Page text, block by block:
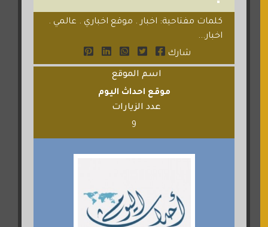
كلمات مفتاحية: اخبار . موقع اخباري . عالمي .
اخبار...
شارك
اسم الموقع
موقع احداث اليوم
عدد الزيارات
9